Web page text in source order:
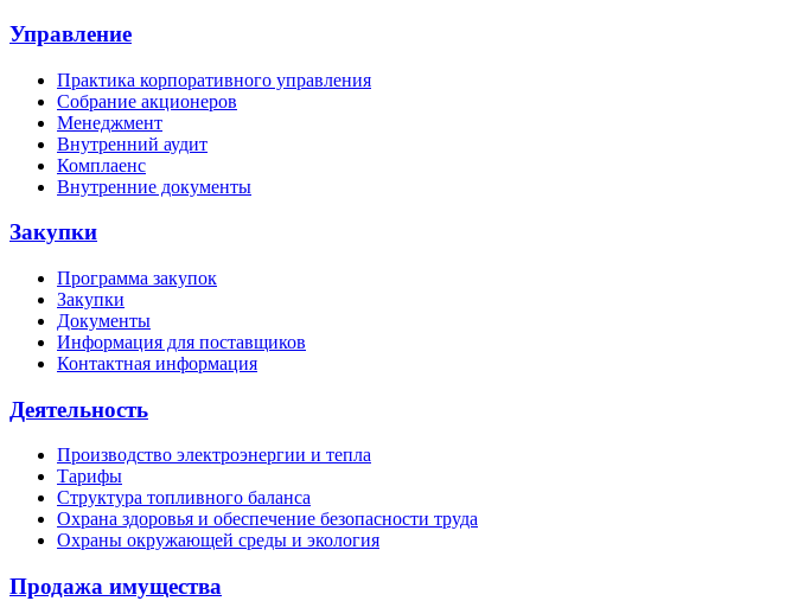
Управление
Практика корпоративного управления
Собрание акционеров
Менеджмент
Внутренний аудит
Комплаенс
Внутренние документы
Закупки
Программа закупок
Закупки
Документы
Информация для поставщиков
Контактная информация
Деятельность
Производство электроэнергии и тепла
Тарифы
Структура топливного баланса
Охрана здоровья и обеспечение безопасности труда
Охраны окружающей среды и экология
Продажа имущества